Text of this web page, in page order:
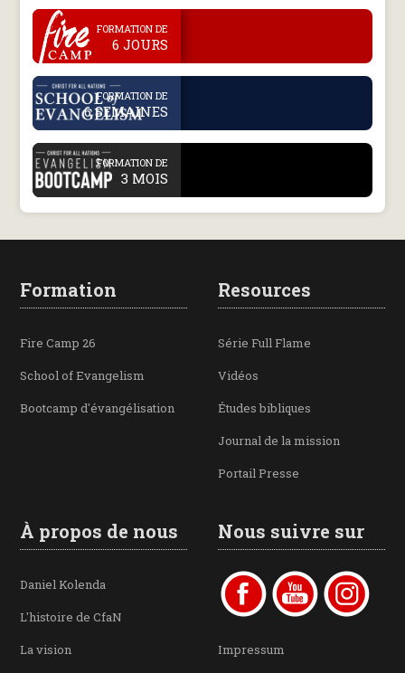
. FORMATION DE
6 JOURS
. FORMATION DE
6 SEMAINES
. FORMATION DE
3 MOIS
Formation
Fire Camp 26
School of Evangelism
Bootcamp d'évangélisation
Resources
Série Full Flame
Vidéos
Études bibliques
Journal de la mission
Portail Presse
À propos de nous
Daniel Kolenda
L'histoire de CfaN
La vision
Nous suivre sur
Impressum